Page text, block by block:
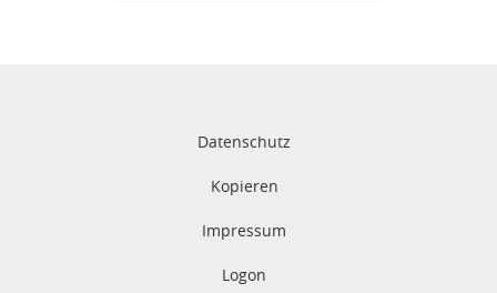
Datenschutz
Kopieren
Impressum
Logon